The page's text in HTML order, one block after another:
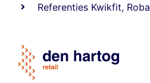
Referenties Kwikfit, Roba